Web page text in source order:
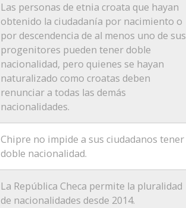
Las personas de etnia croata que hayan
obtenido la ciudadanía por nacimiento o
por descendencia de al menos uno de sus
progenitores pueden tener doble
nacionalidad, pero quienes se hayan
naturalizado como croatas deben
renunciar a todas las demás
nacionalidades.
Chipre no impide a sus ciudadanos tener
doble nacionalidad.
La República Checa permite la pluralidad
de nacionalidades desde 2014.